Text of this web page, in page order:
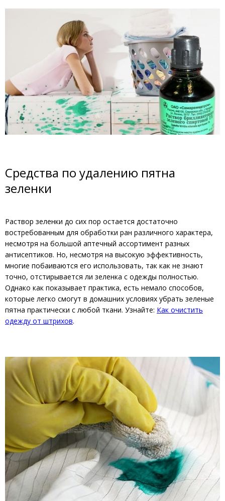
Средства по удалению пятна
зеленки
Раствор зеленки до сих пор остается достаточно
востребованным для обработки ран различного характера,
несмотря на большой аптечный ассортимент разных
антисептиков. Но, несмотря на высокую эффективность,
многие побаиваются его использовать, так как не знают
точно, отстирывается ли зеленка с одежды полностью.
Однако как показывает практика, есть немало способов,
которые легко смогут в домашних условиях убрать зеленые
пятна практически с любой ткани. Узнайте: Как очистить
одежду от штрихов.